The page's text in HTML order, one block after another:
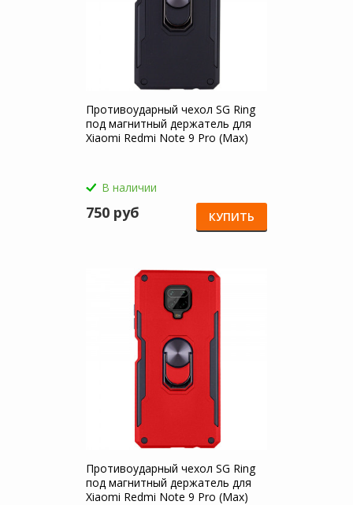
Противоударный чехол SG Ring
под магнитный держатель для
Xiaomi Redmi Note 9 Pro (Max)
В наличии
750 руб КУПИТЬ
Противоударный чехол SG Ring
под магнитный держатель для
Xiaomi Redmi Note 9 Pro (Max)